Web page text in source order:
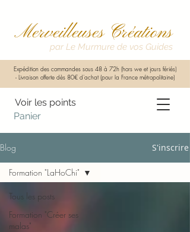
Merveilleuses Créations
Panier
Expédition des commandes sous 48 à 72h (hors we et jours fériés)
- Livraison offerte dès 80€ d'achat (pour la France métropolitaine)
par Le Murmure de vos Guides
Voir les points
Blog S'inscrire
Tous les posts
Formation "Créer ses
malas"
Formation "LaHoChi"